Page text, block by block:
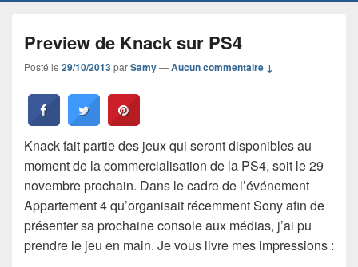
Preview de Knack sur PS4
Posté le 29/10/2013parSamy—Aucun commentaire ↓
Knack fait partie des jeux qui seront disponibles au
moment de la commercialisation de la PS4, soit le 29
novembre prochain. Dans le cadre de l’événement
Appartement 4 qu’organisait récemment Sony afin de
présenter sa prochaine console aux médias, j’ai pu
prendre le jeu en main. Je vous livre mes impressions :